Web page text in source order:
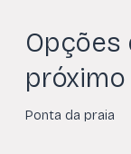
Opções
Ponta da praia